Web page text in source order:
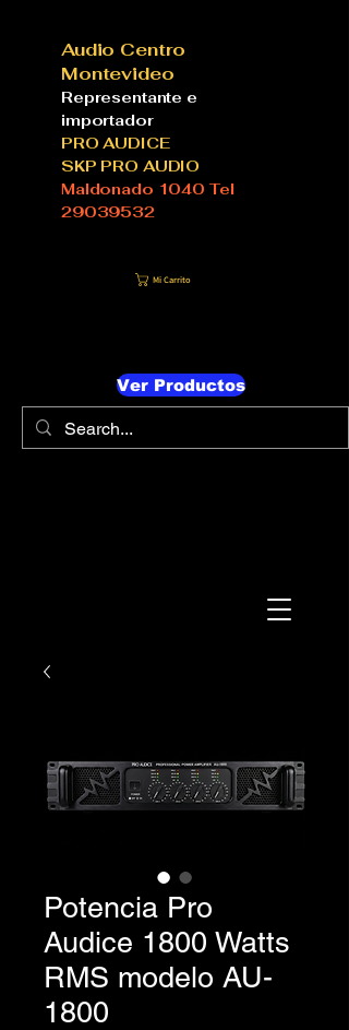
Audio Centro
Montevideo
Representante e
importador
PRO AUDICE
SKP PRO AUDIO
Maldonado 1040 Tel
29039532
Mi Carrito
Ver Productos
Potencia Pro
Audice 1800 Watts
RMS modelo AU-
1800